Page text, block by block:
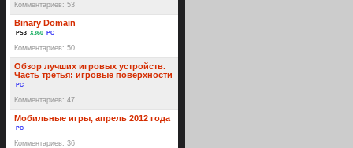
Комментариев: 53
Binary Domain
PS3 X360 PC
Комментариев: 50
Обзор лучших игровых устройств.
Часть третья: игровые поверхности
PC
Комментариев: 47
Мобильные игры, апрель 2012 года
PC
Комментариев: 36